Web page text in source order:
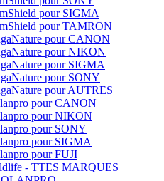
pour SIGMA
pour TAMRON
pour CANON
pour NIKON
pour SIGMA
pour SONY
pour AUTRES
pour CANON
pour NIKON
pour SONY
pour SIGMA
pour FUJI
- TTES MARQUES